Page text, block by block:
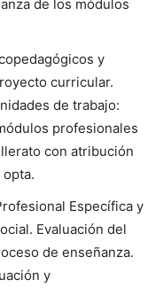
de los módulos
y
curricular.
de trabajo:
profesionales
con atribución
Específica y
Evaluación del
de enseñanza.
y